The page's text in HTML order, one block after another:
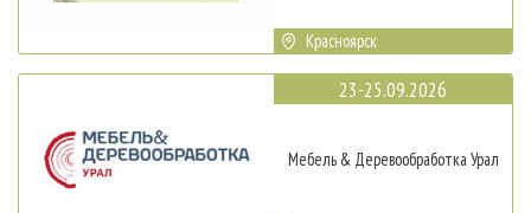
Красноярск
23-25.09.2026
Мебель & Деревообработка Урал